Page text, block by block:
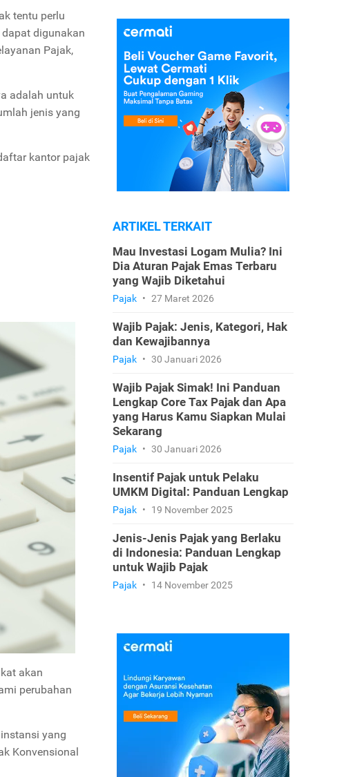
tentu perlu
dapat digunakan
Pajak,
adalah untuk
jenis yang
kantor pajak
akan
perubahan
yang
Konvensional
ARTIKEL TERKAIT
Mau Investasi Logam Mulia? Ini
Dia Aturan Pajak Emas Terbaru
yang Wajib Diketahui
Pajak • 27 Maret 2026
Wajib Pajak: Jenis, Kategori, Hak
dan Kewajibannya
Pajak • 30 Januari 2026
Wajib Pajak Simak! Ini Panduan
Lengkap Core Tax Pajak dan Apa
yang Harus Kamu Siapkan Mulai
Sekarang
Pajak • 30 Januari 2026
Insentif Pajak untuk Pelaku
UMKM Digital: Panduan Lengkap
Pajak • 19 November 2025
Jenis-Jenis Pajak yang Berlaku
di Indonesia: Panduan Lengkap
untuk Wajib Pajak
Pajak • 14 November 2025